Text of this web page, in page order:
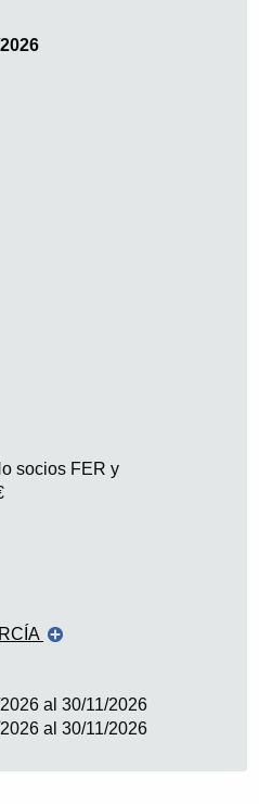
socios FER y
comercial ADR Formación,
en Logroño dedicada a la
de aplicaciones
en el año 2000, y desde
al 30/11/2026
al 30/11/2026